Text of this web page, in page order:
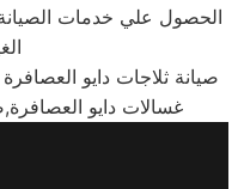
الحصول علي خدمات الصيانة
صيانة ثلاجات دايو
غسالات دايو